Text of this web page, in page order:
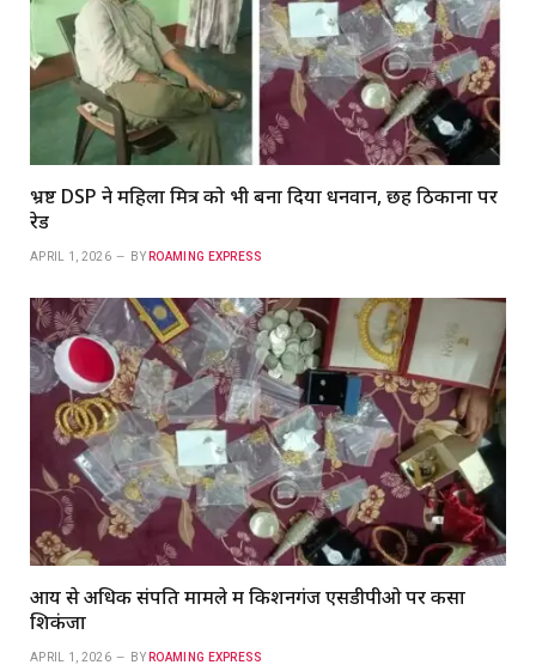
भ्रष्ट DSP ने महिला मित्र को भी बना दिया धनवान, छह ठिकानों पर
रेड
APRIL 1, 2026 BY ROAMING EXPRESS
आय से अधिक संपति मामले में किशनगंज एसडीपीओ पर कसा
शिकंजा
APRIL 1, 2026 BY ROAMING EXPRESS